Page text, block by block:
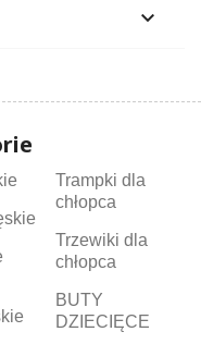

Trampki dla
chłopca
Trzewiki dla
chłopca
BUTY
DZIECIĘCE